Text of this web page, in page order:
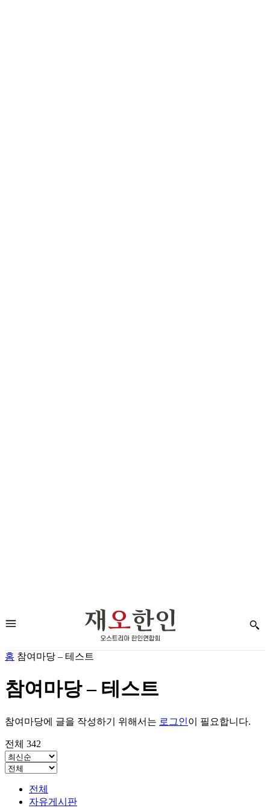
홈 참여마당 – 테스트
참여마당 – 테스트
참여마당에 글을 작성하기 위해서는 로그인이 필요합니다.
전체 342
전체
자유게시판